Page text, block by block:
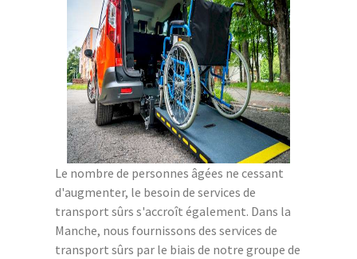
Le nombre de personnes âgées ne cessant
d'augmenter, le besoin de services de
transport sûrs s'accroît également. Dans la
Manche, nous fournissons des services de
transport sûrs par le biais de notre groupe de